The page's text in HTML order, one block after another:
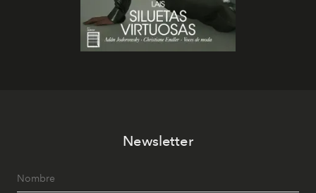
Newsletter